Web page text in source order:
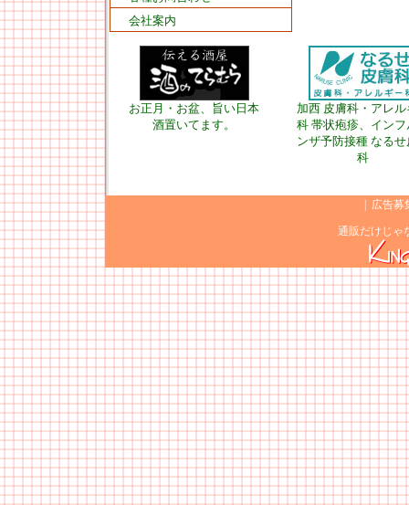
会社案内
お正月・お盆、旨い日本
酒置いてます。
加西 皮膚科・アレル
科 帯状疱疹、インフ
ンザ予防接種 なるせ
科
広告募
通販だけじゃ